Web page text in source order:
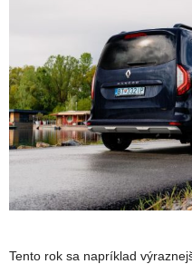
Tento rok sa napríklad